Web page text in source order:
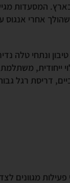
המסעדות
שהולך אחרי אנגוס
ונתחי טלה
ייחודית,
דריסת רגל
מגוונים